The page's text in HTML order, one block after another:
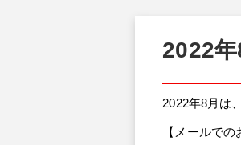
2022
2022年8月は
【メールでの